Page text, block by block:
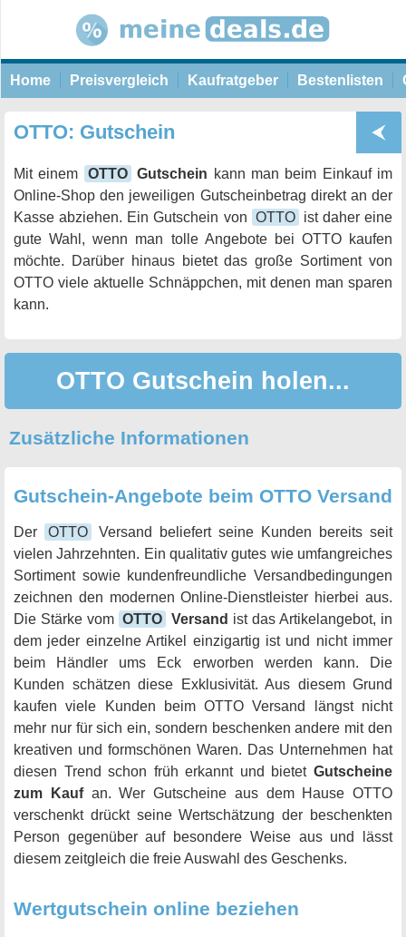
Home Preisvergleich Kaufratgeber Bestenlisten
OTTO: Gutschein
Mit einem OTTO Gutschein kann man beim Einkauf im
Online-Shop den jeweiligen Gutscheinbetrag direkt an der
Kasse abziehen. Ein Gutschein von OTTO
ist daher eine
gute Wahl, wenn man tolle Angebote bei OTTO kaufen
möchte. Darüber hinaus bietet das große Sortiment von
OTTO viele aktuelle Schnäppchen, mit denen man sparen
kann.
OTTO Gutschein holen...
Zusätzliche Informationen
Gutschein-Angebote beim OTTO Versand
Der OTTO
Versand beliefert seine Kunden bereits seit
vielen Jahrzehnten. Ein qualitativ gutes wie umfangreiches
Sortiment sowie kundenfreundliche Versandbedingungen
zeichnen den modernen Online-Dienstleister hierbei aus.
Die Stärke vom OTTO Versand ist das Artikelangebot, in
dem jeder einzelne Artikel einzigartig ist und nicht immer
beim Händler ums Eck erworben werden kann. Die
Kunden schätzen diese Exklusivität. Aus diesem Grund
kaufen viele Kunden beim OTTO Versand längst nicht
mehr nur für sich ein, sondern beschenken andere mit den
kreativen und formschönen Waren. Das Unternehmen hat
diesen Trend schon früh erkannt und bietet Gutscheine
zum Kaufan. Wer Gutscheine aus dem Hause OTTO
verschenkt drückt seine Wertschätzung der beschenkten
Person gegenüber auf besondere Weise aus und lässt
diesem zeitgleich die freie Auswahl des Geschenks.
Wertgutschein online beziehen